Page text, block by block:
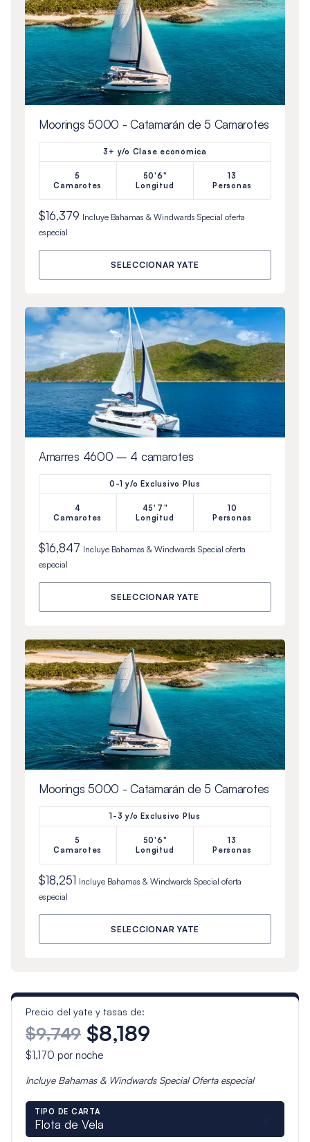
Moorings 5000 - Catamarán de 5 Camarotes
3+ y/o Clase económica
5
Camarotes
50'6"
Longitud
13
Personas
$16,379 Incluye Bahamas & Windwards Special oferta
especial
SELECCIONAR YATE
Amarres 4600 – 4 camarotes
0-1 y/o Exclusivo Plus
4
Camarotes
45'7"
Longitud
10
Personas
$16,847 Incluye Bahamas & Windwards Special oferta
especial
SELECCIONAR YATE
Moorings 5000 - Catamarán de 5 Camarotes
1-3 y/o Exclusivo Plus
5
Camarotes
50'6"
Longitud
13
Personas
$18,251 Incluye Bahamas & Windwards Special oferta
especial
SELECCIONAR YATE
Precio del yate y tasas de:
$9,749 $8,189
$1,170 por noche
Incluye Bahamas & Windwards SpecialOferta especial
TIPO DE CARTA
Flota de Vela